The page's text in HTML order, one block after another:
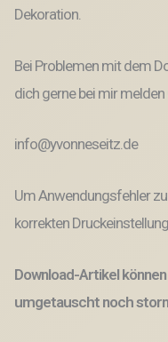
Dekoration.
Bei Problemen mit dem
dich gerne bei mir melden
info@yvonneseitz.de
Um Anwendungsfehler
korrekten
Download-Artikel
umgetauscht noch